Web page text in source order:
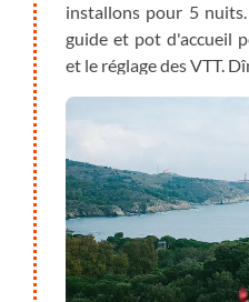
installons pour 5
guide et pot d'accueil
et le réglage des VTT.